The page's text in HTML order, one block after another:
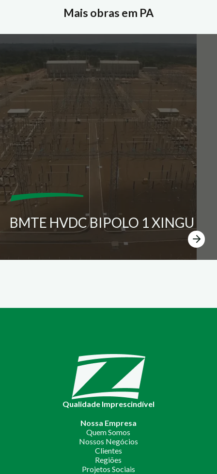
Mais obras em PA
BMTE HVDC BIPOLO 1 XINGU
Qualidade Imprescindível
Nossa Empresa
Quem Somos
Nossos Negócios
Clientes
Regiões
Projetos Sociais